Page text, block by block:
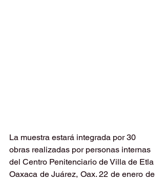
La muestra estará integrada por 30
obras realizadas por personas internas
del Centro Penitenciario de Villa de Etla
Oaxaca de Juárez, Oax. 22 de enero de